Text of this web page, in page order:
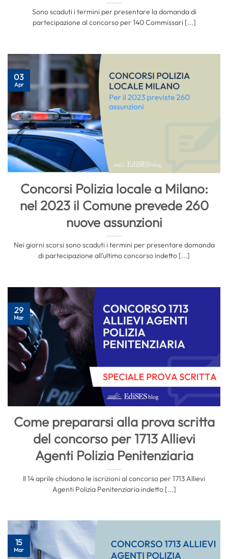
Sono scaduti i termini per presentare la domanda di
partecipazione al concorso per 140 Commissari [...]
Concorsi Polizia locale a Milano:
nel 2023 il Comune prevede 260
nuove assunzioni
Nei giorni scorsi sono scaduti i termini per presentare domanda
di partecipazione all’ultimo concorso indetto [...]
03
Apr
Come prepararsi alla prova scritta
del concorso per 1713 Allievi
Agenti Polizia Penitenziaria
Il 14 aprile chiudono le iscrizioni al concorso per 1713 Allievi
Agenti Polizia Penitenziaria indetto [...]
29
Mar
15
Mar